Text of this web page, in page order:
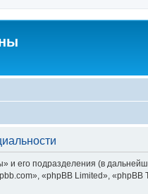
и его подразделения (в
«phpBB Limited»,